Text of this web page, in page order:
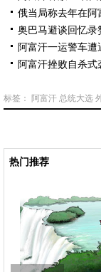
俄当局称去年在阿
奥巴马避谈回忆录
阿富汗一运警车
阿富汗挫败自杀
标签： 阿富汗 总统大选
热门推荐